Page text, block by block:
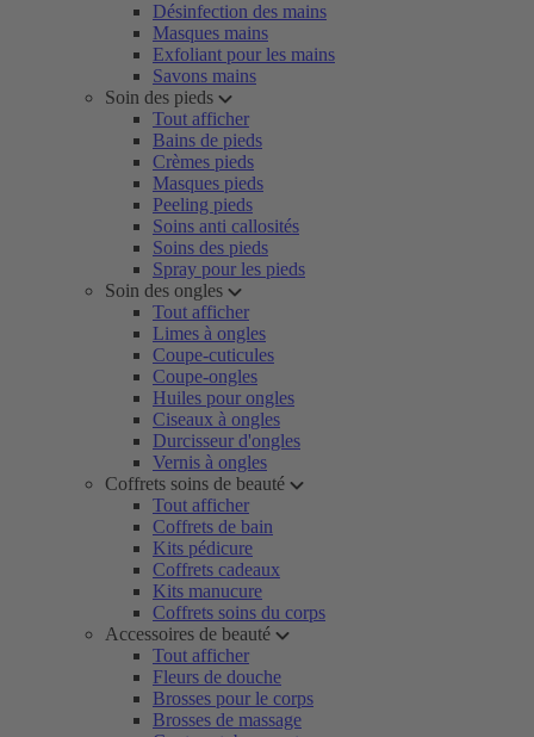
Désinfection des mains
Masques mains
Exfoliant pour les mains
Savons mains
Soin des pieds
Tout afficher
Bains de pieds
Crèmes pieds
Masques pieds
Peeling pieds
Soins anti callosités
Soins des pieds
Spray pour les pieds
Soin des ongles
Tout afficher
Limes à ongles
Coupe-cuticules
Coupe-ongles
Huiles pour ongles
Ciseaux à ongles
Durcisseur d'ongles
Vernis à ongles
Coffrets soins de beauté
Tout afficher
Coffrets de bain
Kits pédicure
Coffrets cadeaux
Kits manucure
Coffrets soins du corps
Accessoires de beauté
Tout afficher
Fleurs de douche
Brosses pour le corps
Brosses de massage